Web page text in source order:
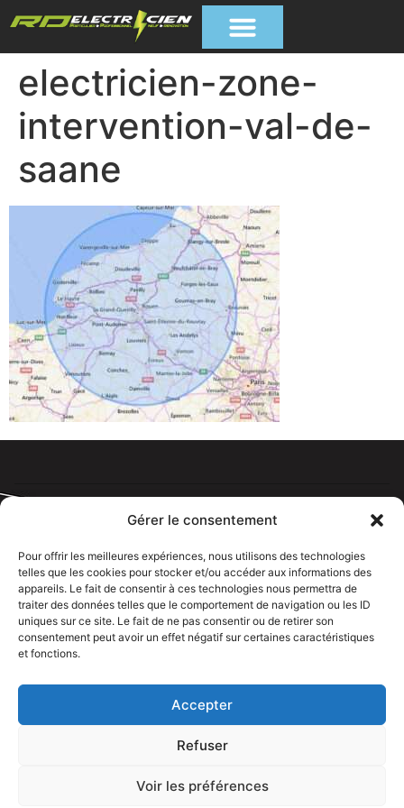
Gérer le consentement
Pour offrir les meilleures expériences, nous utilisons des technologies
telles que les cookies pour stocker et/ou accéder aux informations des
appareils. Le fait de consentir à ces technologies nous permettra de
traiter des données telles que le comportement de navigation ou les ID
uniques sur ce site. Le fait de ne pas consentir ou de retirer son
consentement peut avoir un effet négatif sur certaines caractéristiques
et fonctions.
Accepter
Refuser
Voir les préférences
electricien-zone-
intervention-val-de-
saane
Tous droits réservé @rdelectricien.fr –Mentions légales–
Recrutement–
Siege social :82 rue Jeanne d’Arc – 76000 Rouen
Bureau et showroom :